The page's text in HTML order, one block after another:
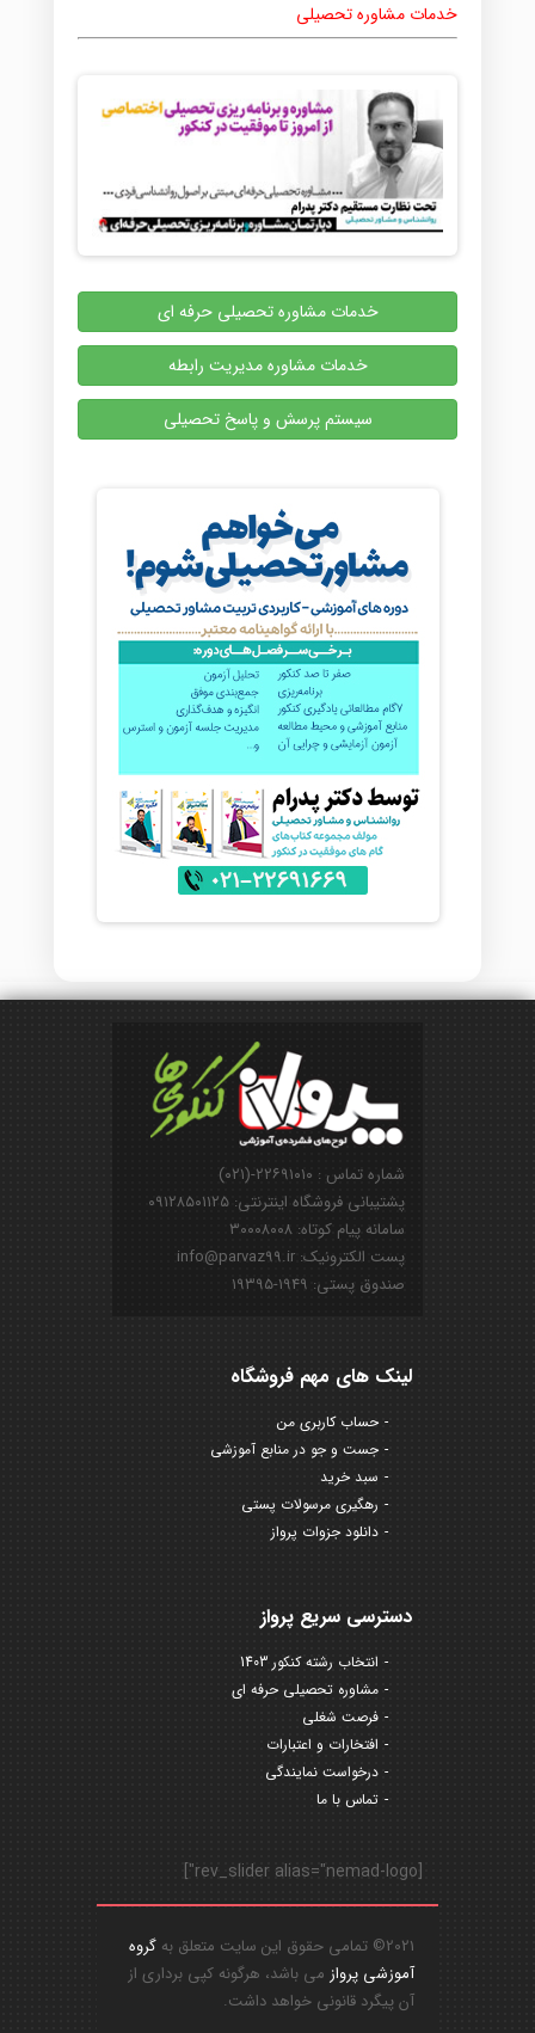
خدمات مشاوره تحصیلی
خدمات مشاوره تحصیلی حرفه ای
خدمات مشاوره مدیریت رابطه
سیستم پرسش و پاسخ تحصیلی
شماره تماس : ۲۲۶۹۱۰۱۰-(۰۲۱)
پشتیبانی فروشگاه اینترنتی: ۰۹۱۲۸۵۰۱۱۲۵
سامانه پیام کوتاه: ۳۰۰۰۸۰۰۸
پست الکترونیک: info@parvaz99.ir
صندوق پستی: ۱۹۴۹-۱۹۳۹۵
لینک های مهم فروشگاه
حساب کاربری من
جست و جو در منابع آموزشی
سبد خرید
رهگیری مرسولات پستی
دانلود جزوات پرواز
دسترسی سریع پرواز
انتخاب رشته کنکور 1403
مشاوره تحصیلی حرفه ای
فرصت شغلی
افتخارات و اعتبارات
درخواست نمایندگی
تماس با ما
[rev_slider alias="nemad-logo"]
2021© تمامی حقوق این سایت متعلق به
گروه
آموزشی پرواز می باشد، هرگونه کپی برداری از
آن پیگرد قانونی خواهد داشت.